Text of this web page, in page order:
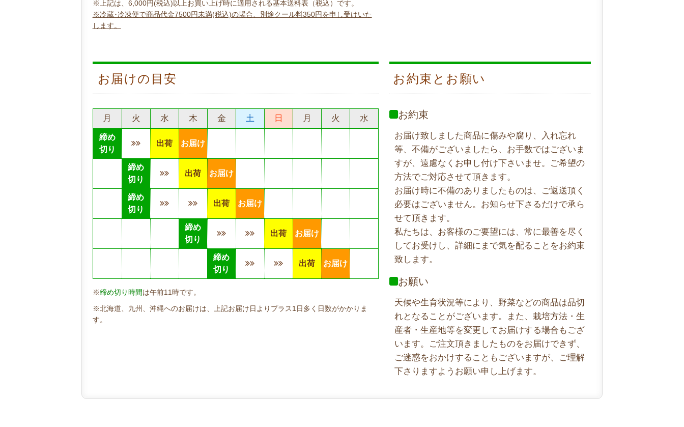
※上記は、6,000円(税込)以上お買い上げ時に適用される基本送料表（税込）です。
※冷蔵･冷凍便で商品代金7500円未満(税込)の場合、別途クール料350円を申し受けいた
します。
お届けの目安
月 火 水 木 金 土 日 月 火 水
締め
切り
出荷 お届け
締め
切り
出荷 お届け
締め
切り
出荷 お届け
締め
切り
出荷 お届け
締め
切り
出荷 お届け
※締め切り時間は午前11時です。
※北海道、九州、沖縄へのお届けは、上記お届け日よりプラス1日多く日数がかかりま
す。
お約束とお願い
お約束
お届け致しました商品に傷みや腐り、入れ忘れ
等、不備がございましたら、お手数ではございま
すが、遠慮なくお申し付け下さいませ。ご希望の
方法でご対応させて頂きます。
お届け時に不備のありましたものは、ご返送頂く
必要はございません。お知らせ下さるだけで承ら
せて頂きます。
私たちは、お客様のご要望には、常に最善を尽く
してお受けし、詳細にまで気を配ることをお約束
致します。
お願い
天候や生育状況等により、野菜などの商品は品切
れとなることがございます。また、栽培方法・生
産者・生産地等を変更してお届けする場合もござ
います。ご注文頂きましたものをお届けできず、
ご迷惑をおかけすることもございますが、ご理解
下さりますようお願い申し上げます。